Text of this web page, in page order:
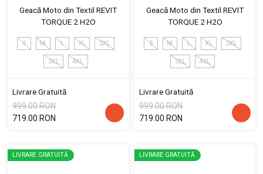
Geacă Moto din Textil REVIT
TORQUE 2 H2O
S M L XL 2XL
3XL 4XL
Livrare Gratuită
999.00 RON
719.00 RON
Geacă Moto din Textil REVIT
TORQUE 2 H2O
S M L XL 2XL
3XL 4XL
Livrare Gratuită
999.00 RON
719.00 RON
LIVRARE GRATUITĂ LIVRARE GRATUITĂ